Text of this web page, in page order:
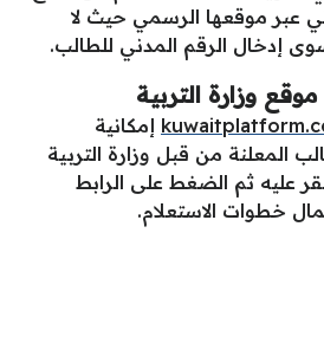
عبر موقعها الرسمي حيث لا
إدخال الرقم المدني للطالب.
وزارة التربية
إمكانية
المعلنة من قبل وزارة التربية
عليه ثم الضغط على الرابط
خطوات الاستعلام.